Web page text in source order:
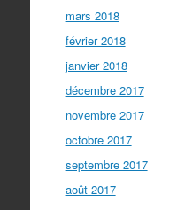
mars 2018
février 2018
janvier 2018
décembre 2017
novembre 2017
octobre 2017
septembre 2017
août 2017